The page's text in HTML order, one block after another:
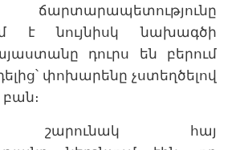
է նույնիսկ նախագծի
դուրս են բերում
փոխարենը չստեղծելով
բան։
շարունակ հայ